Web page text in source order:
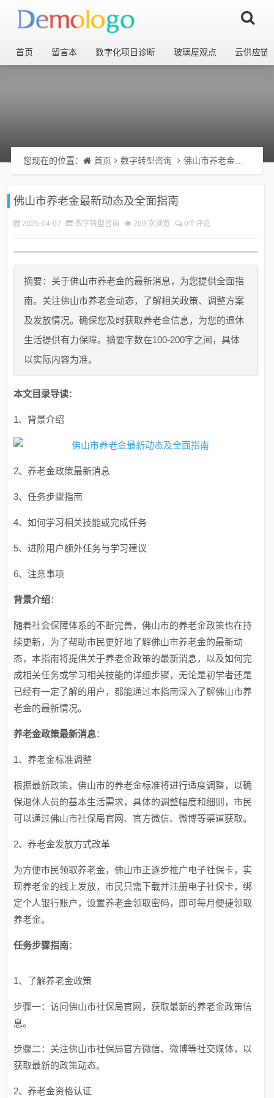
首页 留言本 数字化项目诊断 玻璃屋观点 云供应链
您现在的位置： 首页 数字转型咨询 佛山市养老金最新动态及全面指南
佛山市养老金最新动态及全面指南
2025-04-07 数字转型咨询 269 次浏览 0个评论
摘要：关于佛山市养老金的最新消息，为您提供全面指
南。关注佛山市养老金动态，了解相关政策、调整方案
及发放情况。确保您及时获取养老金信息，为您的退休
生活提供有力保障。摘要字数在100-200字之间，具体
以实际内容为准。
本文目录导读：
1、背景介绍
2、养老金政策最新消息
3、任务步骤指南
4、如何学习相关技能或完成任务
5、进阶用户额外任务与学习建议
6、注意事项
背景介绍：
随着社会保障体系的不断完善，佛山市的养老金政策也在持
续更新，为了帮助市民更好地了解佛山市养老金的最新动
态，本指南将提供关于养老金政策的最新消息，以及如何完
成相关任务或学习相关技能的详细步骤，无论是初学者还是
已经有一定了解的用户，都能通过本指南深入了解佛山市养
老金的最新情况。
养老金政策最新消息：
1、养老金标准调整
根据最新政策，佛山市的养老金标准将进行适度调整，以确
保退休人员的基本生活需求，具体的调整幅度和细则，市民
可以通过佛山市社保局官网、官方微信、微博等渠道获取。
2、养老金发放方式改革
为方便市民领取养老金，佛山市正逐步推广电子社保卡，实
现养老金的线上发放，市民只需下载并注册电子社保卡，绑
定个人银行账户，设置养老金领取密码，即可每月便捷领取
养老金。
任务步骤指南：
1、了解养老金政策
步骤一：访问佛山市社保局官网，获取最新的养老金政策信
息。
步骤二：关注佛山市社保局官方微信、微博等社交媒体，以
获取最新的政策动态。
2、养老金资格认证